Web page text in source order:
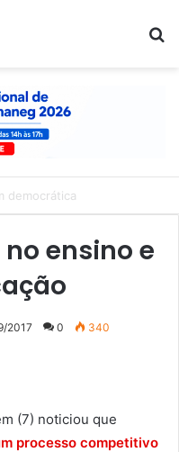
ensino e
2017 0 340
(7) noticiou que
processo competitivo